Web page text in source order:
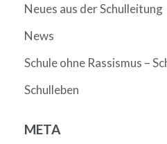
Neues aus der Schulleitung
News
Schule ohne Rassismus –
Schulleben
META